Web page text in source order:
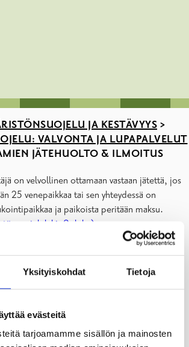
Yksityiskohdat Tietoja
evästeitä
tarjoamamme sisällön ja mainosten
JA KESTÄVYYS >
VALVONTA JA LUPAPALVELUT
JÄTEHUOLTO & ILMOITUS
on velvollinen ottamaan vastaan jätettä, jos
25 venepaikkaa tai sen yhteydessä on
ja paikoista peritään maksu.
9. luku)
jätehuoltosuunnitelmaa
jätehuoltosuunnitelma on
hyväksyttäväksi sen kunnan
jonka alueella huvivenesatama
toisen samalla maantieteellisellä alueella
yhteisen jätehuoltosuunnitelman.